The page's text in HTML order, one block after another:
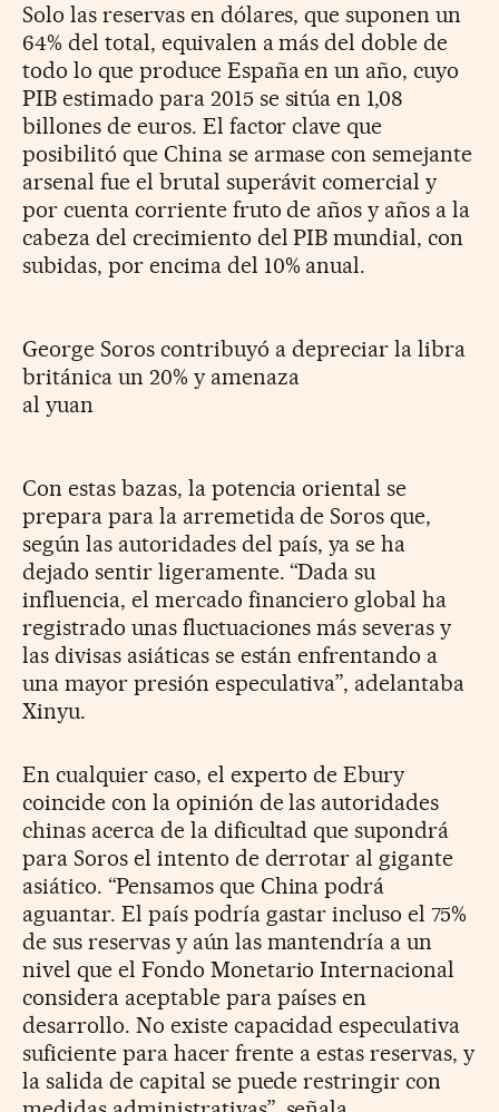
Solo las reservas en dólares, que suponen un
64% del total, equivalen a más del doble de
todo lo que produce España en un año, cuyo
PIB estimado para 2015 se sitúa en 1,08
billones de euros. El factor clave que
posibilitó que China se armase con semejante
arsenal fue el brutal superávit comercial y
por cuenta corriente fruto de años y años a la
cabeza del crecimiento del PIB mundial, con
subidas, por encima del 10% anual.
George Soros contribuyó a depreciar la libra
británica un 20% y amenaza
al yuan
Con estas bazas, la potencia oriental se
prepara para la arremetida de Soros que,
según las autoridades del país, ya se ha
dejado sentir ligeramente. “Dada su
influencia, el mercado financiero global ha
registrado unas fluctuaciones más severas y
las divisas asiáticas se están enfrentando a
una mayor presión especulativa”, adelantaba
Xinyu.
En cualquier caso, el experto de Ebury
coincide con la opinión de las autoridades
chinas acerca de la dificultad que supondrá
para Soros el intento de derrotar al gigante
asiático. “Pensamos que China podrá
aguantar. El país podría gastar incluso el 75%
de sus reservas y aún las mantendría a un
nivel que el Fondo Monetario Internacional
considera aceptable para países en
desarrollo. No existe capacidad especulativa
suficiente para hacer frente a estas reservas, y
la salida de capital se puede restringir con